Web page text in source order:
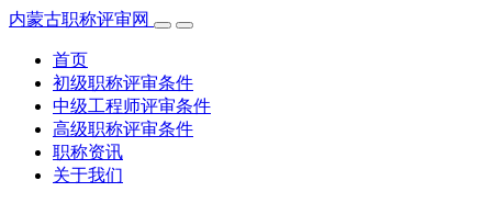
内蒙古职称评审网
首页
初级职称评审条件
中级工程师评审条件
高级职称评审条件
职称资讯
关于我们